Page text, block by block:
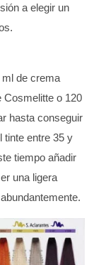
a elegir un
de crema
Cosmelitte o 120
hasta conseguir
tinte entre 35 y
tiempo añadir
una ligera